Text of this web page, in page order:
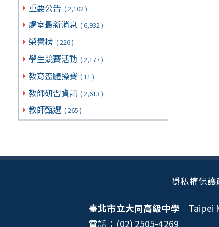
重要公告 ( 2,102 )
處室最新消息 ( 6,932 )
榮譽榜 ( 226 )
學生競賽活動 ( 2,177 )
教育盃體操賽 ( 11 )
教師研習資訊 ( 2,613 )
教師甄選 ( 265 )
隱私權保
臺北市立大同高級中學 Taipei
電話：(02) 2505-4269